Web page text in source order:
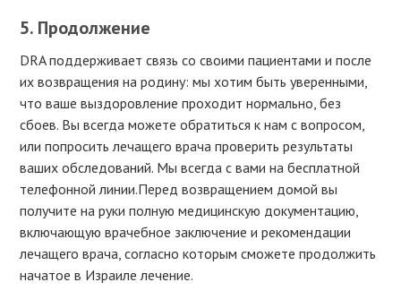
5. Продолжение
DRA поддерживает связь со своими пациентами и после
их возвращения на родину: мы хотим быть уверенными,
что ваше выздоровление проходит нормально, без
сбоев. Вы всегда можете обратиться к нам с вопросом,
или попросить лечащего врача проверить результаты
ваших обследований. Мы всегда с вами на бесплатной
телефонной линии.Перед возвращением домой вы
получите на руки полную медицинскую документацию,
включающую врачебное заключение и рекомендации
лечащего врача, согласно которым сможете продолжить
начатое в Израиле лечение.